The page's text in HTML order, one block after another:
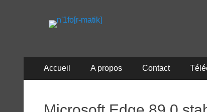
n'1fo[r-matik]
Pour les nymphos d'infos en info…
Menu
principal
Accueil A propos Contact